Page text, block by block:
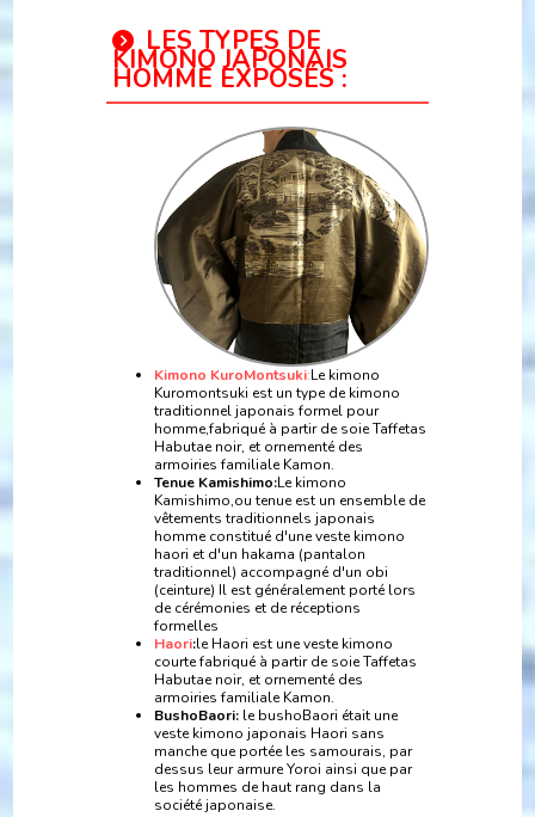
LES TYPES DE
KIMONO JAPONAIS
HOMME EXPOSÉS :
Kimono KuroMontsuki:Le kimono
Kuromontsuki est un type de kimono
traditionnel japonais formel pour
homme,fabriqué à partir de soie Taffetas
Habutae noir, et ornementé des
armoiries familiale Kamon.
Tenue Kamishimo:Le kimono
Kamishimo,ou tenue est un ensemble de
vêtements traditionnels japonais
homme constitué d'une veste kimono
haori et d'un hakama (pantalon
traditionnel) accompagné d'un obi
(ceinture) Il est généralement porté lors
de cérémonies et de réceptions
formelles
Haori:le Haori est une veste kimono
courte fabriqué à partir de soie Taffetas
Habutae noir, et ornementé des
armoiries familiale Kamon.
BushoBaori: le bushoBaori était une
veste kimono japonais Haori sans
manche que portée les samourais, par
dessus leur armure Yoroi ainsi que par
les hommes de haut rang dans la
société japonaise.